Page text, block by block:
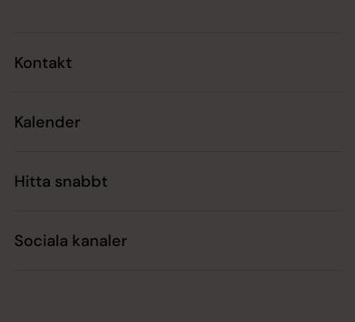
Kontakt
Kalender
Hitta snabbt
Sociala kanaler